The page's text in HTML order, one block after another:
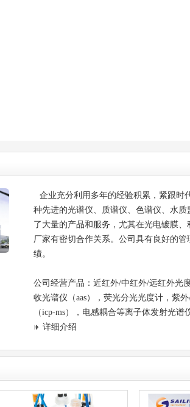
企业充分利用多年的经验积累，紧跟时
种先进的光谱仪、质谱仪、色谱仪、水
了大量的产品和服务，尤其在光电镀膜
厂家有密切合作关系。公司具有良好的
绩。
公司经营产品：近红外/中红外/远红外光
收光谱仪（aas），荧光分光光度计，紫
（icp-ms），电感耦合等离子体发射光
详细介绍